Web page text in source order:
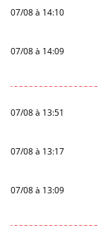
07/08 à 14:10
07/08 à 14:09
07/08 à 13:51
07/08 à 13:17
07/08 à 13:09